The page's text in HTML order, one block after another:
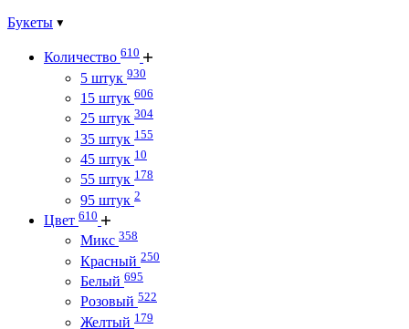
Букеты
Количество 610
5 штук 930
15 штук 606
25 штук 304
35 штук 155
45 штук 10
55 штук 178
95 штук 2
Цвет 610
Микс 358
Красный 250
Белый 695
Розовый 522
Желтый 179